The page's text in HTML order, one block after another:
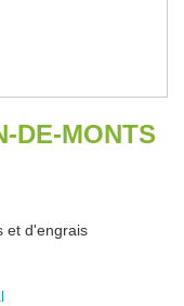
DE-MONTS
et d'engrais